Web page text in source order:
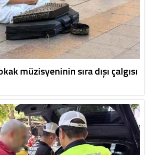
müzisyeninin sıra dışı çalgısı